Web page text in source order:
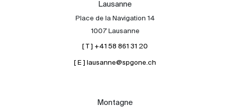
Lausanne
Place de la Navigation 14
1007 Lausanne
[ T ] +41 58 861 31 20
[ E ] lausanne@spgone.ch
Montagne